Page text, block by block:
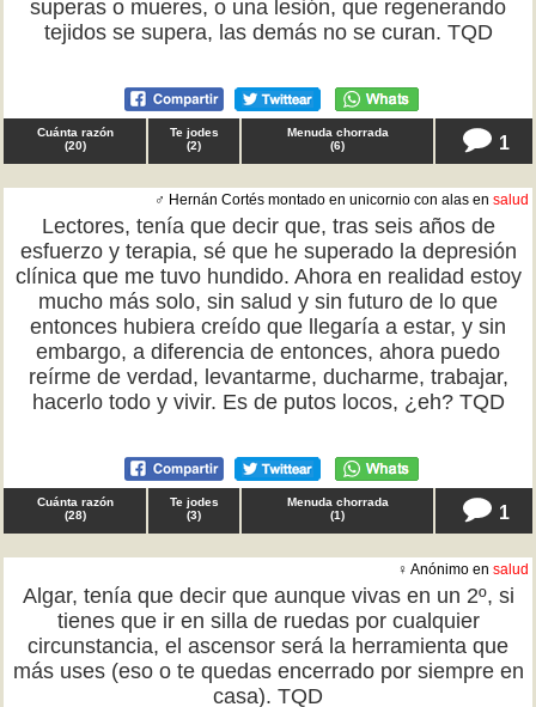
superas o mueres, o una lesión, que regenerando
tejidos se supera, las demás no se curan. TQD
Cuánta razón
(20)
Te jodes
(2)
Menuda chorrada
(6) 1
♂ Hernán Cortés montado en unicornio con alas en salud
Lectores, tenía que decir que, tras seis años de
esfuerzo y terapia, sé que he superado la depresión
clínica que me tuvo hundido. Ahora en realidad estoy
mucho más solo, sin salud y sin futuro de lo que
entonces hubiera creído que llegaría a estar, y sin
embargo, a diferencia de entonces, ahora puedo
reírme de verdad, levantarme, ducharme, trabajar,
hacerlo todo y vivir. Es de putos locos, ¿eh? TQD
Cuánta razón
(28)
Te jodes
(3)
Menuda chorrada
(1) 1
♀ Anónimo en salud
Algar, tenía que decir que aunque vivas en un 2º, si
tienes que ir en silla de ruedas por cualquier
circunstancia, el ascensor será la herramienta que
más uses (eso o te quedas encerrado por siempre en
casa). TQD